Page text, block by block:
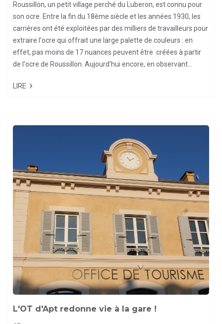
Roussillon, un petit village perché du Luberon, est connu pour
son ocre. Entre la fin du 18ème siècle et les années 1930, les
carrières ont été exploitées par des milliers de travailleurs pour
extraire l'ocre qui offrait une large palette de couleurs : en
effet, pas moins de 17 nuances peuvent être créées à partir
de l'ocre de Roussillon. Aujourd'hui encore, en observant...
LIRE
L'OT d'Apt redonne vie à la gare !